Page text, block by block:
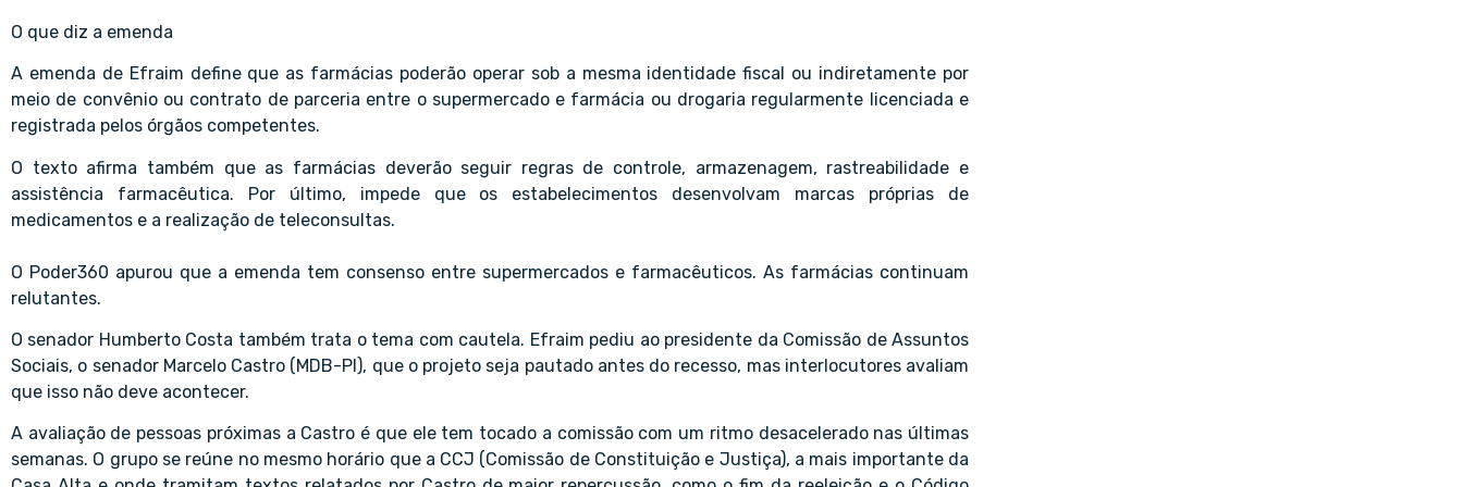
O que diz a emenda
A emenda de Efraim define que as farmácias poderão operar sob a mesma identidade fiscal ou indiretamente por
meio de convênio ou contrato de parceria entre o supermercado e farmácia ou drogaria regularmente licenciada e
registrada pelos órgãos competentes.
O texto afirma também que as farmácias deverão seguir regras de controle, armazenagem, rastreabilidade e
assistência farmacêutica. Por último, impede que os estabelecimentos desenvolvam marcas próprias de
medicamentos e a realização de teleconsultas.
O Poder360 apurou que a emenda tem consenso entre supermercados e farmacêuticos. As farmácias continuam
relutantes.
O senador Humberto Costa também trata o tema com cautela. Efraim pediu ao presidente da Comissão de Assuntos
Sociais, o senador Marcelo Castro (MDB-PI), que o projeto seja pautado antes do recesso, mas interlocutores avaliam
que isso não deve acontecer.
A avaliação de pessoas próximas a Castro é que ele tem tocado a comissão com um ritmo desacelerado nas últimas
semanas. O grupo se reúne no mesmo horário que a CCJ (Comissão de Constituição e Justiça), a mais importante da